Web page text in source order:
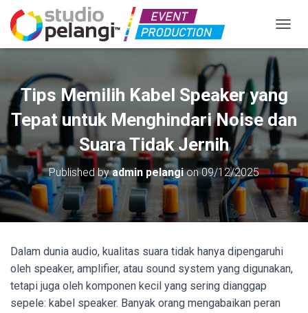
Tips Memilih Kabel Speaker yang
Tepat untuk Menghindari Noise dan
Suara Tidak Jernih
Published byadmin pelangion09/12/2025
Dalam dunia audio, kualitas suara tidak hanya dipengaruhi
oleh speaker, amplifier, atau sound system yang digunakan,
tetapi juga oleh komponen kecil yang sering dianggap
sepele: kabel speaker. Banyak orang mengabaikan peran